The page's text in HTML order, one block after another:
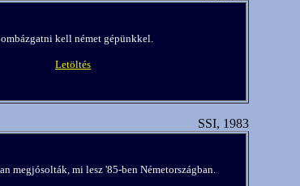
kell német gépünkkel.
Letöltés
SSI, 1983
megjósolták, mi lesz '85-ben Németországban.